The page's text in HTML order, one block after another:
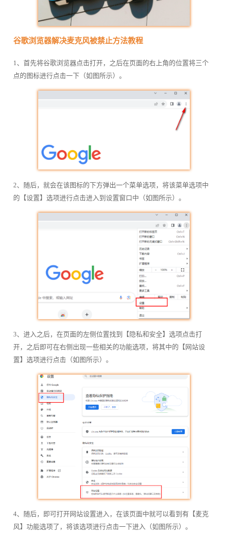
谷歌浏览器解决麦克风被禁止方法教程
1、首先将谷歌浏览器点击打开，之后在页面的右上角的位置将三个
点的图标进行点击一下（如图所示）。
2、随后，就会在该图标的下方弹出一个菜单选项，将该菜单选项中
的【设置】选项进行点击进入到设置窗口中（如图所示）。
3、进入之后，在页面的左侧位置找到【隐私和安全】选项点击打
开，之后即可在右侧出现一些相关的功能选项，将其中的【网站设
置】选项进行点击（如图所示）。
4、随后，即可打开网站设置进入，在该页面中就可以看到有【麦克
风】功能选项了，将该选项进行点击一下进入（如图所示）。